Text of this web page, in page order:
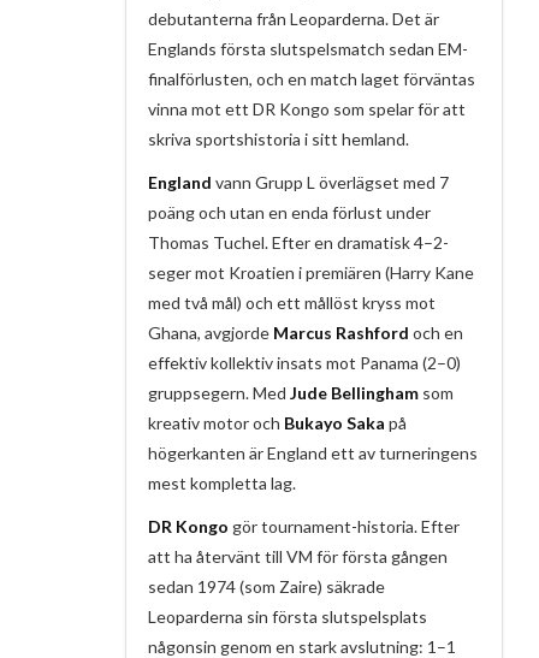
debutanterna från Leoparderna. Det är
Englands första slutspelsmatch sedan EM-
finalförlusten, och en match laget förväntas
vinna mot ett DR Kongo som spelar för att
skriva sportshistoria i sitt hemland.
England vann Grupp L överlägset med 7
poäng och utan en enda förlust under
Thomas Tuchel. Efter en dramatisk 4–2-
seger mot Kroatien i premiären (Harry Kane
med två mål) och ett mållöst kryss mot
Ghana, avgjorde Marcus Rashford och en
effektiv kollektiv insats mot Panama (2–0)
gruppsegern. Med Jude Bellingham som
kreativ motor och Bukayo Saka på
högerkanten är England ett av turneringens
mest kompletta lag.
DR Kongo gör tournament-historia. Efter
att ha återvänt till VM för första gången
sedan 1974 (som Zaire) säkrade
Leoparderna sin första slutspelsplats
någonsin genom en stark avslutning: 1–1